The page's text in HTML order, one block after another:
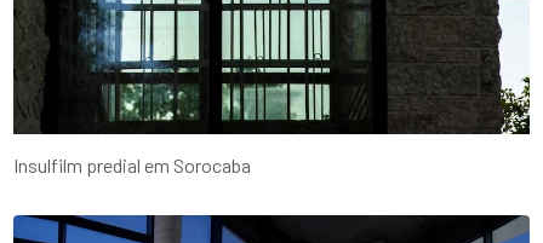
Insulfilm predial em Sorocaba